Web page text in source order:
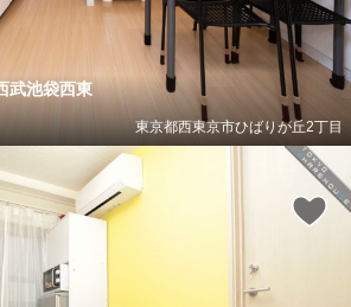
武池袋西東
東京都西東京市ひばりが丘2丁目